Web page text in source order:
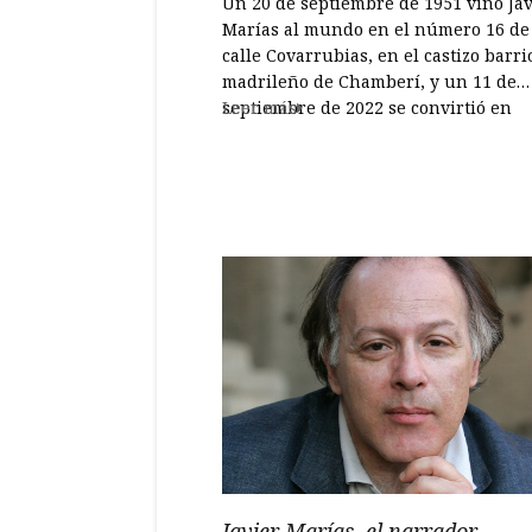
Marías al mundo en el número 16
calle Covarrubias, en el castizo
madrileño de Chamberí, y un 11 de
septiembre de 2022 se convirtió en
Leer más